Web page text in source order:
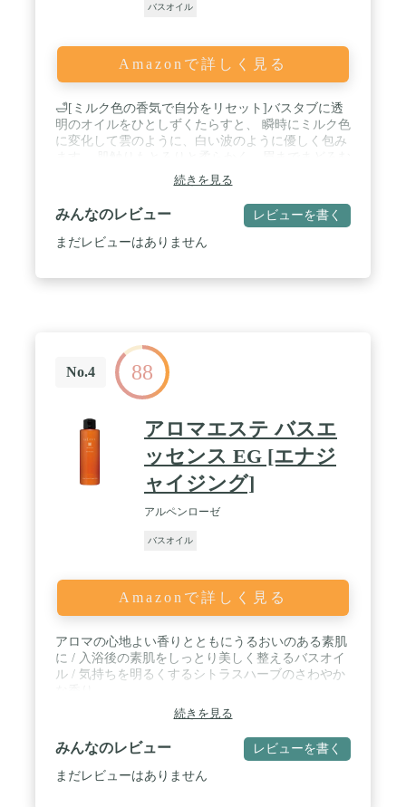
バスオイル
Amazonで詳しく見る
🛁[ミルク色の香気で自分をリセット]バスタブに透
明のオイルをひとしずくたらすと、 瞬時にミルク色
に変化して雲のように、白い波のように優しく包み
ような安堵感で体と心がほぐれるひとときへ誘いま
す。 / 🛁[ハーブの力で潤い]「永久花」とも呼ばれ
るイモーテル。 ハーブの女王とも呼ばれるフランス
ラベンダーエキス。2つのハーブ植物エキスを配
合。肌本来の機能にアプローチし、入浴後のかさつ
れるひとときへ誘います。 / 🛁[使用方法]浴槽のお
湯（約200L）に、容器の1目盛り分（20mL）をよく
溶かしてご使用ください。 浴室の大きさやお湯の量
によって使用量が異なります。まずは推奨量からお
試し頂き、自分に合った量を見つけてください。 /
🛁[内容量]290ml（約14~15回分）
続きを見る
みんなのレビュー レビューを書く
まだレビューはありません
No.4 88
アロマエステ バスエ
ッセンス EG [エナジ
ャイジング]
アルペンローゼ
バスオイル
Amazonで詳しく見る
アロマの心地よい香りとともにうるおいのある素肌
に / 入浴後の素肌をしっとり美しく整えるバスオイ
ル / 気持ちを明るくするシトラスハーブのさわやか
続きを見る
みんなのレビュー レビューを書く
まだレビューはありません